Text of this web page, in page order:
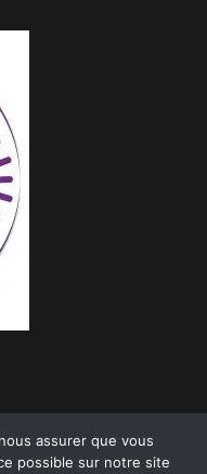
assurer que vous
possible sur notre site